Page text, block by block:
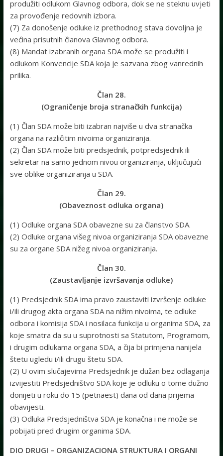
produžiti odlukom Glavnog odbora, dok se ne steknu uvjeti
za provođenje redovnih izbora.
(7) Za donošenje odluke iz prethodnog stava dovoljna je
većina prisutnih članova Glavnog odbora.
(8) Mandat izabranih organa SDA može se produžiti i
odlukom Konvencije SDA koja je sazvana zbog vanrednih
prilika.
Član 28.
(Ograničenje broja stranačkih funkcija)
(1) Član SDA može biti izabran najviše u dva stranačka
organa na različitim nivoima organiziranja.
(2) Član SDA može biti predsjednik, potpredsjednik ili
sekretar na samo jednom nivou organiziranja, uključujući
sve oblike organiziranja u SDA.
Član 29.
(Obaveznost odluka organa)
(1) Odluke organa SDA obavezne su za članstvo SDA.
(2) Odluke organa višeg nivoa organiziranja SDA obavezne
su za organe SDA nižeg nivoa organiziranja.
Član 30.
(Zaustavljanje izvršavanja odluke)
(1) Predsjednik SDA ima pravo zaustaviti izvršenje odluke
i/ili drugog akta organa SDA na nižim nivoima, te odluke
odbora i komisija SDA i nosilaca funkcija u organima SDA, za
koje smatra da su u suprotnosti sa Statutom, Programom,
i drugim odlukama organa SDA, a čija bi primjena nanijela
štetu ugledu i/ili drugu štetu SDA.
(2) U ovim slučajevima Predsjednik je dužan bez odlaganja
izvijestiti Predsjedništvo SDA koje je odluku o tome dužno
donijeti u roku do 15 (petnaest) dana od dana prijema
obavijesti.
(3) Odluka Predsjedništva SDA je konačna i ne može se
pobijati pred drugim organima SDA.
DIO DRUGI – ORGANIZACIONA STRUKTURA I ORGANI